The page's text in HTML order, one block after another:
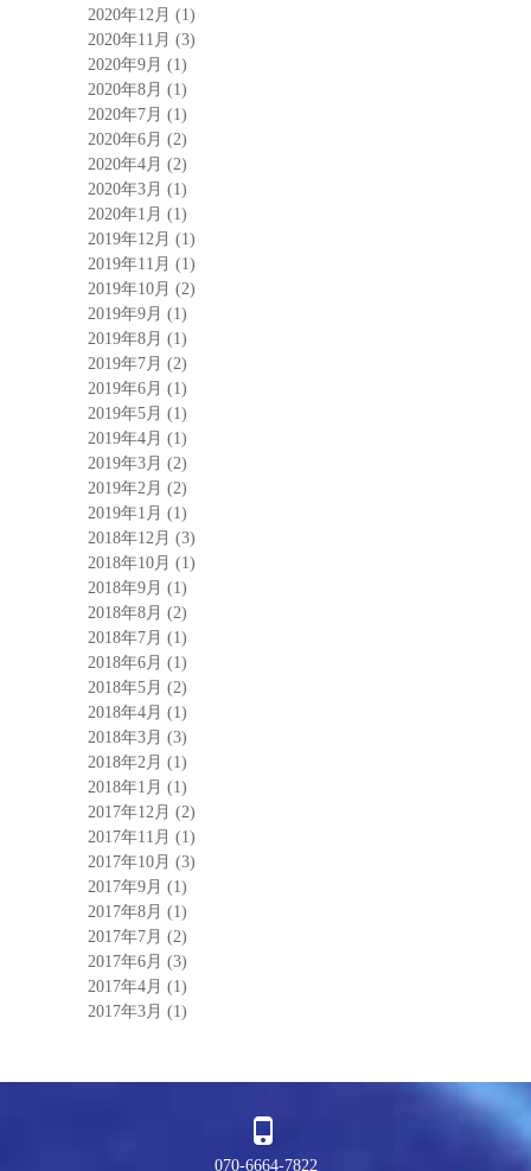
2020年12月 (1)
2020年11月 (3)
2020年9月 (1)
2020年8月 (1)
2020年7月 (1)
2020年6月 (2)
2020年4月 (2)
2020年3月 (1)
2020年1月 (1)
2019年12月 (1)
2019年11月 (1)
2019年10月 (2)
2019年9月 (1)
2019年8月 (1)
2019年7月 (2)
2019年6月 (1)
2019年5月 (1)
2019年4月 (1)
2019年3月 (2)
2019年2月 (2)
2019年1月 (1)
2018年12月 (3)
2018年10月 (1)
2018年9月 (1)
2018年8月 (2)
2018年7月 (1)
2018年6月 (1)
2018年5月 (2)
2018年4月 (1)
2018年3月 (3)
2018年2月 (1)
2018年1月 (1)
2017年12月 (2)
2017年11月 (1)
2017年10月 (3)
2017年9月 (1)
2017年8月 (1)
2017年7月 (2)
2017年6月 (3)
2017年4月 (1)
2017年3月 (1)
070-6664-7822